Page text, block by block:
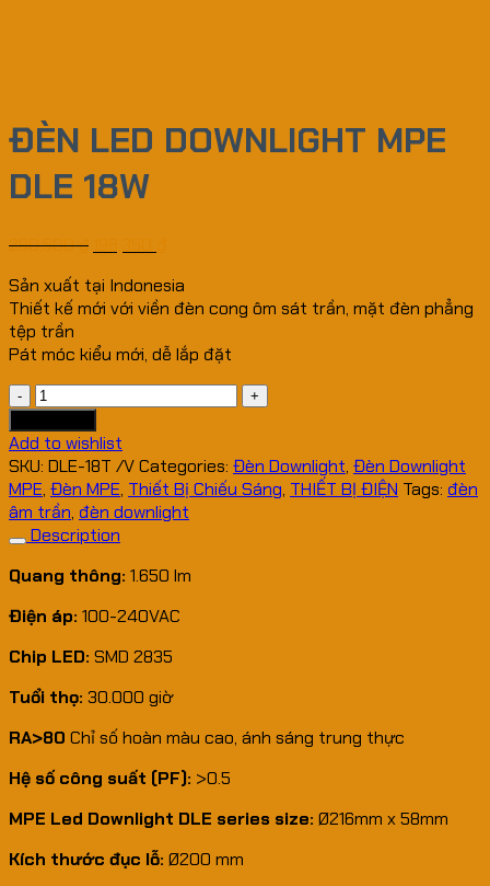
ĐÈN LED DOWNLIGHT MPE
DLE 18W
280,500₫
Sản xuất tại Indonesia
Thiết kế mới với viền đèn cong ôm sát trần, mặt đèn phẳng
tệp trần
Pát móc kiểu mới, dễ lắp đặt
ĐÈN
LED
DOWNLIGHT
MPE
DLE
18W
quantity
Add to wishlist
SKU: DLE-18T /VCategories: Đèn Downlight, Đèn Downlight
MPE, Đèn MPE, Thiết Bị Chiếu Sáng, THIẾT BỊ ĐIỆN Tags: đèn
âm trần, đèn downlight
Description
Quang thông: 1.650 lm
Điện áp: 100-240VAC
Chip LED: SMD 2835
Tuổi thọ: 30.000 giờ
RA>80 Chỉ số hoàn màu cao, ánh sáng trung thực
Hệ số công suất (PF): >0.5
MPE Led Downlight DLE series size: Ø216mm x 58mm
Kích thước đục lỗ: Ø200 mm